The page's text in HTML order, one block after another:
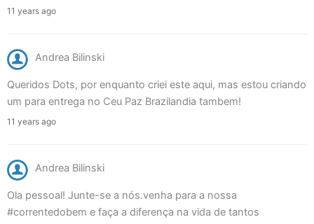
11 years ago
Andrea Bilinski
Queridos Dots, por enquanto criei este aqui, mas estou criando
um para entrega no Ceu Paz Brazilandia tambem!
11 years ago
Andrea Bilinski
Ola pessoal! Junte-se a nós.venha para a nossa
#correntedobem e faça a diferença na vida de tantos